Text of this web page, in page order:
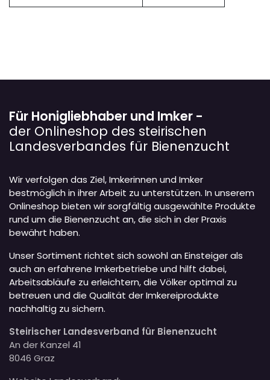
Für Honigliebhaber und Imker -
der Onlineshop des steirischen
Landesverbandes für Bienenzucht
Wir verfolgen das Ziel, Imkerinnen und Imker
bestmöglich in ihrer Arbeit zu unterstützen. In unserem
Onlineshop bieten wir sorgfältig ausgewählte Produkte
rund um die Bienenzucht an, die sich in der Praxis
bewährt haben.
Unser Sortiment richtet sich sowohl an Einsteiger als
auch an erfahrene Imkerbetriebe und hilft dabei,
Arbeitsabläufe zu erleichtern, die Völker optimal zu
betreuen und die Qualität der Imkereiprodukte
nachhaltig zu sichern.
Steirischer Landesverband für Bienenzucht
An der Kanzel 41
8046 Graz